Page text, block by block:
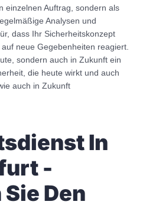
einzelnen Auftrag, sondern als
Analysen und
dass Ihr Sicherheitskonzept
neue Gegebenheiten reagiert.
sondern auch in Zukunft ein
die heute wirkt und auch
auch in Zukunft
In
-
Den